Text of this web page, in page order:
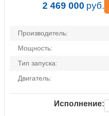
2 469 000 руб.
Производитель:
Мощность:
Тип запуска:
Двигатель:
Исполнение: